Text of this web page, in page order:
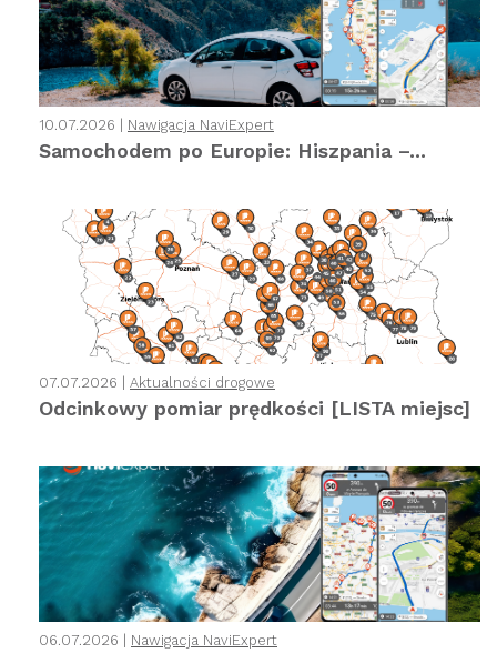
10.07.2026 | Nawigacja NaviExpert
Samochodem po Europie: Hiszpania –...
07.07.2026 | Aktualności drogowe
Odcinkowy pomiar prędkości [LISTA miejsc]
06.07.2026 | Nawigacja NaviExpert